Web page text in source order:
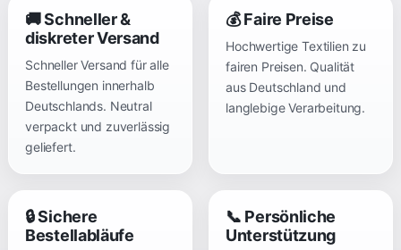
🚚 Schneller &
diskreter Versand
Schneller Versand für alle
Bestellungen innerhalb
Deutschlands. Neutral
verpackt und zuverlässig
geliefert.
💰 Faire Preise
Hochwertige Textilien zu
fairen Preisen. Qualität
aus Deutschland und
langlebige Verarbeitung.
🔒 Sichere
Bestellabläufe
📞 Persönliche
Unterstützung